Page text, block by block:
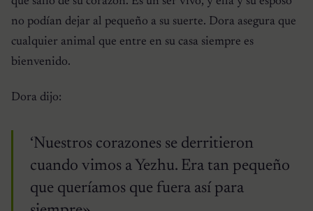
no podían dejar al pequeño a su suerte. Dora asegura que
cualquier animal que entre en su casa siempre es
bienvenido.
Dora dijo:
‘Nuestros corazones se derritieron
cuando vimos a Yezhu. Era tan pequeño
que queríamos que fuera así para